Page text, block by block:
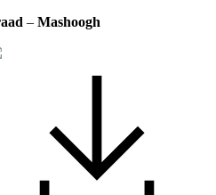
– Mashoogh